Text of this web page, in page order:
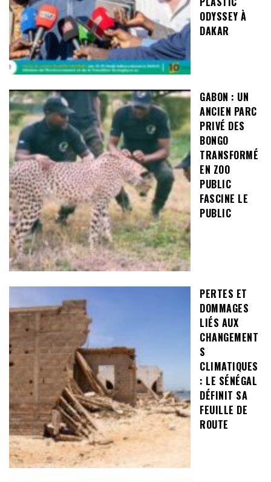
ODYSSEY À
DAKAR
GABON : UN
ANCIEN PARC
PRIVÉ DES
BONGO
TRANSFORMÉ
EN ZOO
PUBLIC
FASCINE LE
PUBLIC
PERTES ET
DOMMAGES
LIÉS AUX
CHANGEMENT
S
CLIMATIQUES
: LE SÉNÉGAL
DÉFINIT SA
FEUILLE DE
ROUTE